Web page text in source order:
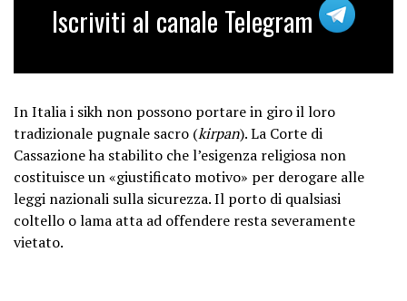
Iscriviti al canale Telegram
In Italia i sikh non possono portare in giro il loro
tradizionale pugnale sacro (kirpan). La Corte di
Cassazione ha stabilito che l’esigenza religiosa non
costituisce un «giustificato motivo» per derogare alle
leggi nazionali sulla sicurezza. Il porto di qualsiasi
coltello o lama atta ad offendere resta severamente
vietato.